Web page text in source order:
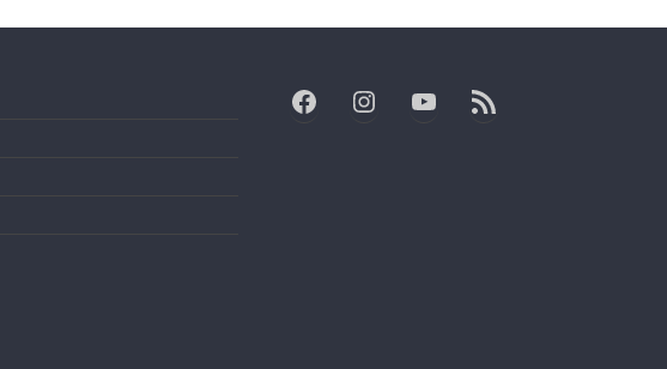
Facebook Instagram YouTube RSS-Feed